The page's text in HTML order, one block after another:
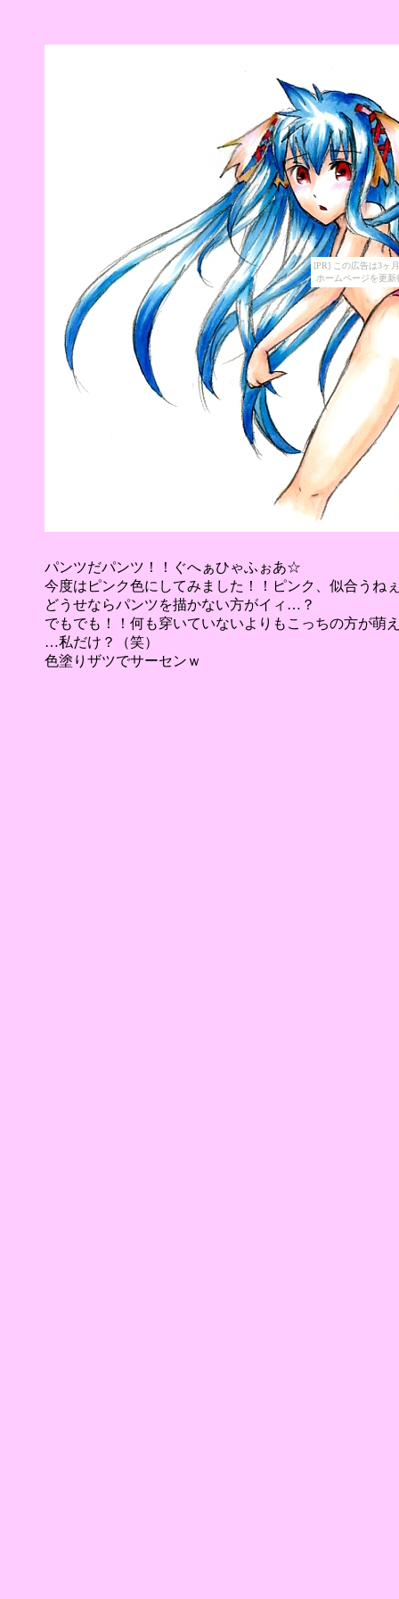
[PR] この広告は3ヶ
ホームページを更
パンツだパンツ！！ぐへぁひゃふぉあ☆
今度はピンク色にしてみました！！ピンク、似合うね
どうせならパンツを描かない方がイィ…？
でもでも！！何も穿いていないよりもこっちの方が萌
…私だけ？（笑）
色塗りザツでサーセンｗ